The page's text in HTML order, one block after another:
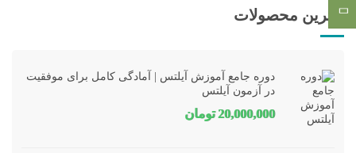
بهترین محصولات
دوره جامع آموزش آیلتس | آمادگی کامل برای موفقیت
در آزمون آیلتس
20,000,000 تومان